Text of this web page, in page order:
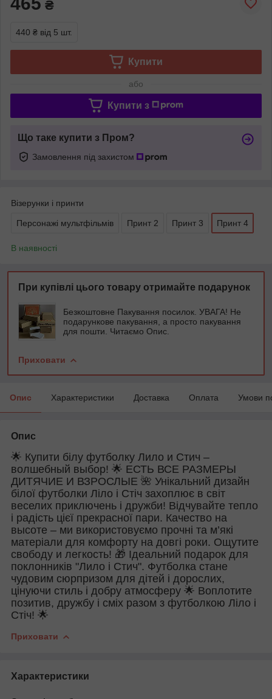
₴
440 ₴ від 5 шт.
Купити
або
Купити з
Що таке купити з Пром?
Замовлення під захистом
Візерунки і принти
Персонажі мультфільмів Принт 2 Принт 3 Принт 4
В наявності
При купівлі цього товару отримайте подарунок
Безкоштовне Пакування посилок. УВАГА! Не
подарункове пакування, а просто пакування
для пошти. Читаємо Опис.
Приховати
Опис Характеристики Доставка Оплата Умови
Опис
🌟 Купити білу футболку Лило и Стич –
волшебный выбор! 🌟 ЕСТЬ ВСЕ РАЗМЕРЫ
ДИТЯЧИЕ И ВЗРОСЛЫЕ 🌺 Унікальний дизайн
білої футболки Ліло і Стіч захоплює в світ
веселих приключень і дружби! Відчувайте тепло
і радість цієї прекрасної пари. Качество на
высоте – ми використовуємо прочні та м’які
матеріали для комфорту на довгі роки. Ощутите
свободу и легкость! 🎁 Ідеальний подарок для
поклонників "Лило і Стич". Футболка стане
чудовим сюрпризом для дітей і дорослих,
цінуючи стиль і добру атмосферу 🌟 Воплотите
позитив, дружбу і сміх разом з футболкою Ліло і
Стіч! 🌟
Приховати
Характеристики